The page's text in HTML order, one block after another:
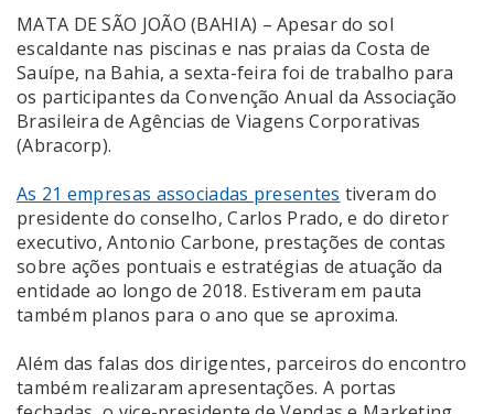
MATA DE SÃO JOÃO (BAHIA) – Apesar do sol
escaldante nas piscinas e nas praias da Costa de
Sauípe, na Bahia, a sexta-feira foi de trabalho para
os participantes da Convenção Anual da Associação
Brasileira de Agências de Viagens Corporativas
(Abracorp).
As 21 empresas associadas presentes tiveram do
presidente do conselho, Carlos Prado, e do diretor
executivo, Antonio Carbone, prestações de contas
sobre ações pontuais e estratégias de atuação da
entidade ao longo de 2018. Estiveram em pauta
também planos para o ano que se aproxima.
Além das falas dos dirigentes, parceiros do encontro
também realizaram apresentações. A portas